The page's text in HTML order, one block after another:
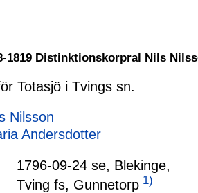
1819 Distinktionskorpral Nils
Totasjö i Tvings sn.
Nilsson
Andersdotter
1796-09-24 se, Blekinge,
Tving fs, Gunnetorp 1)